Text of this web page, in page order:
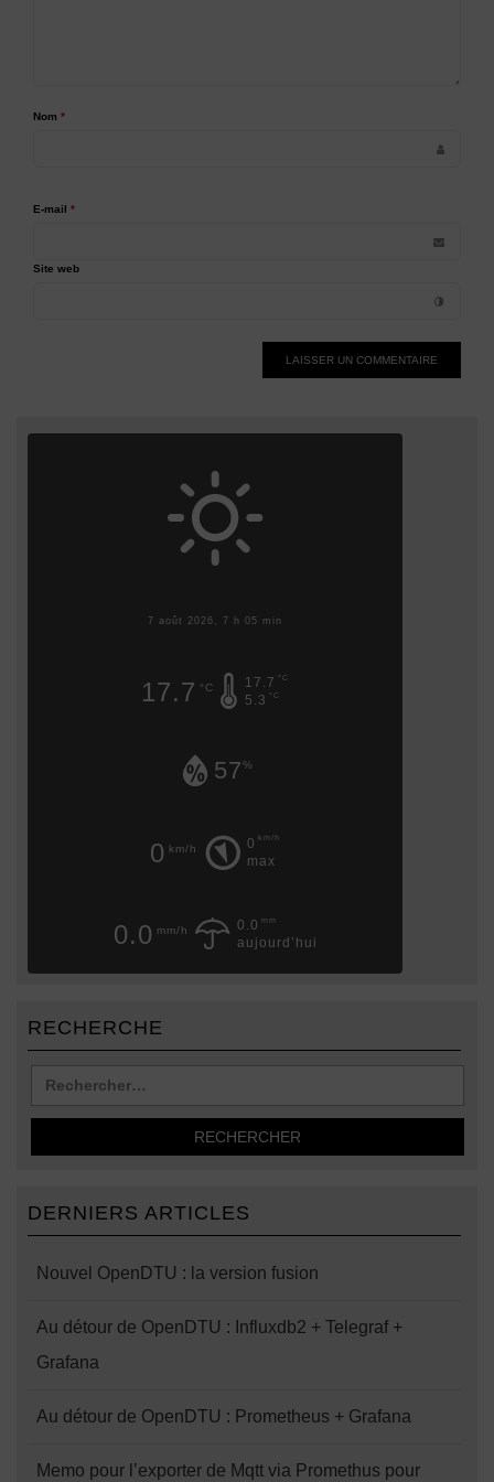
Nom *
E-mail *
Site web
7 août 2026, 7 h 05 min
17.7 °C 17.7 °C
5.3 °C
57%
0 km/h 0 km/h
max
0.0 mm/h 0.0 mm
aujourd’hui
RECHERCHE
DERNIERS ARTICLES
Nouvel OpenDTU : la version fusion
Au détour de OpenDTU : Influxdb2 + Telegraf +
Grafana
Au détour de OpenDTU : Prometheus + Grafana
Memo pour l’exporter de Mqtt via Promethus pour